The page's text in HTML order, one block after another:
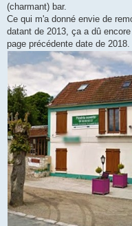
(charmant) bar.
Ce qui m'a donné envie de
datant de 2013, ça a dû
page précédente date de 2018.